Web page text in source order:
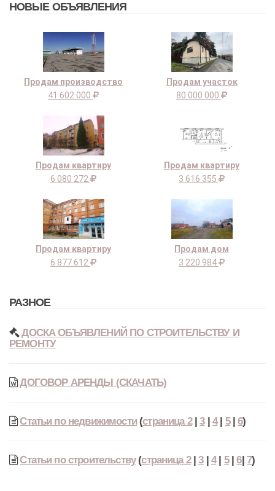
НОВЫЕ ОБЪЯВЛЕНИЯ
Продам производство
41 602 000
Продам участок
80 000 000
Продам квартиру
6 080 272
Продам квартиру
3 616 355
Продам квартиру
6 877 612
Продам дом
3 220 984
РАЗНОЕ
ДОСКА ОБЪЯВЛЕНИЙ ПО СТРОИТЕЛЬСТВУ И
РЕМОНТУ
ДОГОВОР АРЕНДЫ (СКАЧАТЬ)
Статьи по недвижимости(страница 2|3| 4| 5|6)
Статьи по строительству(страница 2|3|4| 5|6| 7)